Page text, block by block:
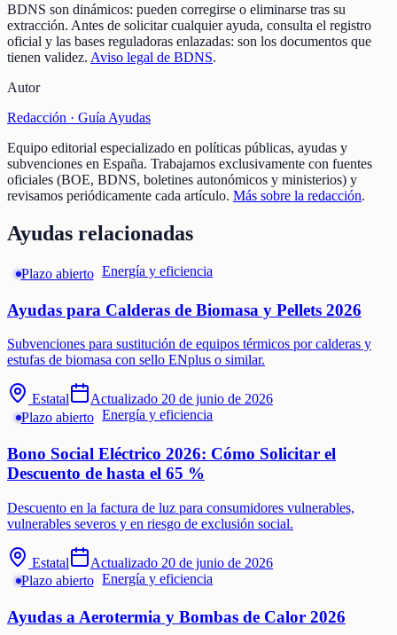
BDNS son dinámicos: pueden corregirse o eliminarse tras su
extracción. Antes de solicitar cualquier ayuda, consulta el registro
oficial y las bases reguladoras enlazadas: son los documentos que
tienen validez. Aviso legal de BDNS.
Autor
Redacción · Guía Ayudas
Equipo editorial especializado en políticas públicas, ayudas y
subvenciones en España. Trabajamos exclusivamente con fuentes
oficiales (BOE, BDNS, boletines autonómicos y ministerios) y
revisamos periódicamente cada artículo. Más sobre la redacción.
Ayudas relacionadas
Plazo abierto Energía y eficiencia
Ayudas para Calderas de Biomasa y Pellets 2026
Subvenciones para sustitución de equipos térmicos por calderas y
estufas de biomasa con sello ENplus o similar.
Estatal Actualizado 20 de junio de 2026
Plazo abierto Energía y eficiencia
Bono Social Eléctrico 2026: Cómo Solicitar el
Descuento de hasta el 65 %
Descuento en la factura de luz para consumidores vulnerables,
vulnerables severos y en riesgo de exclusión social.
Estatal Actualizado 20 de junio de 2026
Plazo abierto Energía y eficiencia
Ayudas a Aerotermia y Bombas de Calor 2026